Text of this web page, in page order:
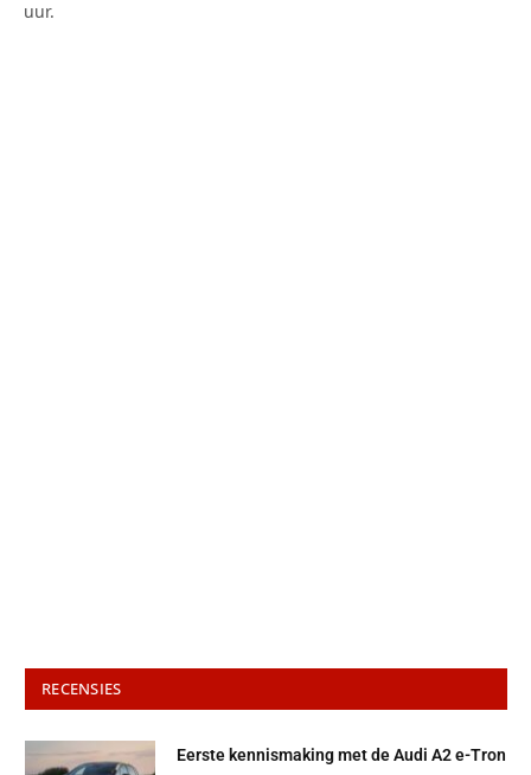
uur.
RECENSIES
Eerste kennismaking met de Audi A2 e-Tron